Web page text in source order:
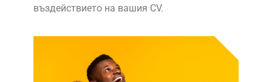
въздействието на вашия CV.